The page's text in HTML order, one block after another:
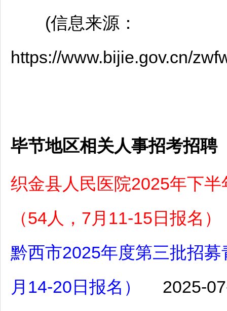
(信息来源：
https://www.bijie.gov.cn/
毕节地区相关人事招考招聘
织金县人民医院2025年下
（54人，7月11-15日报名）
黔西市2025年度第三批招
月14-20日报名）
2025-